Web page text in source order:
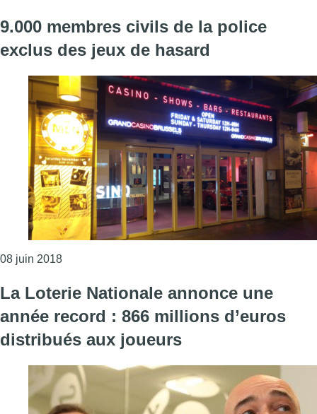
9.000 membres civils de la police
exclus des jeux de hasard
08 juin 2018Consulter l'article "9.000 membres civils de la
La Loterie Nationale annonce une
année record : 866 millions d’euros
distribués aux joueurs